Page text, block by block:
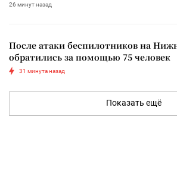
26 минут назад
После атаки беспилотников на
обратились за помощью 75 человек
31 минута назад
Показать ещё